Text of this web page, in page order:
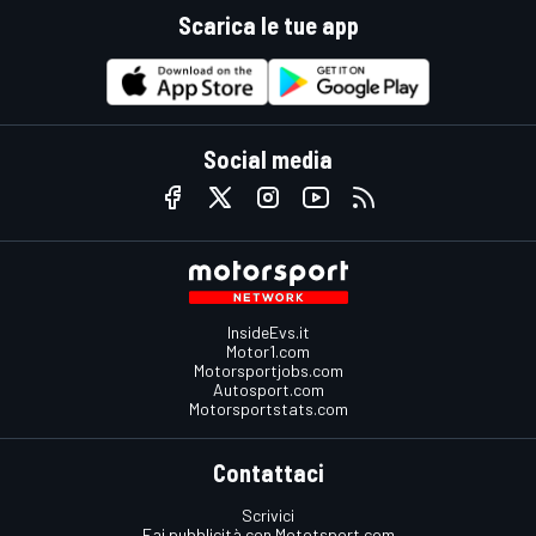
Scarica le tue app
Social media
InsideEvs.it
Motor1.com
Motorsportjobs.com
Autosport.com
Motorsportstats.com
Contattaci
Scrivici